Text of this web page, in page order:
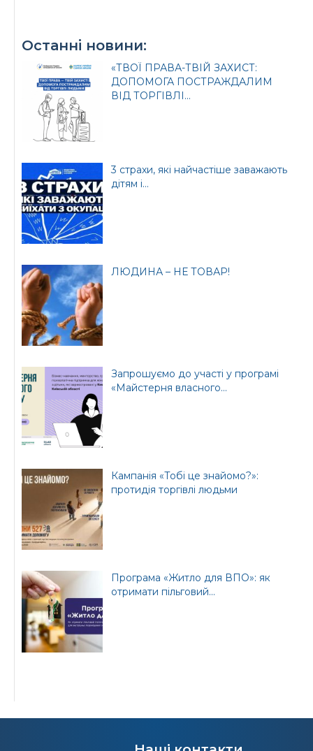
Останні новини:
«ТВОЇ ПРАВА-ТВІЙ ЗАХИСТ:
ДОПОМОГА ПОСТРАЖДАЛИМ
ВІД ТОРГІВЛІ...
3 страхи, які найчастіше заважають
дітям і...
ЛЮДИНА – НЕ ТОВАР!
Запрошуємо до участі у програмі
«Майстерня власного...
Кампанія «Тобі це знайомо?»:
протидія торгівлі людьми
Програма «Житло для ВПО»: як
отримати пільговий...
Урядовий портал
Київська обласна
державна адміністрація
Офіційний веб-сайт
Бориспільської РДА